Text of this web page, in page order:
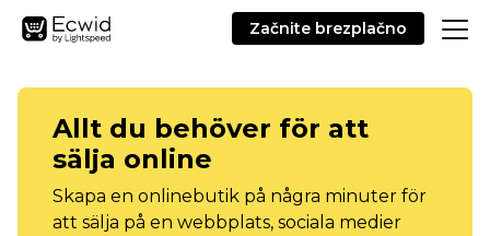
Začnite brezplačno
Allt du behöver för att
sälja online
Skapa en onlinebutik på några minuter för
att sälja på en webbplats, sociala medier